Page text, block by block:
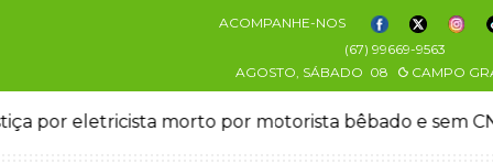
ACOMPANHE-NOS
(67) 99669-9563
AGOSTO, SÁBADO 08 CAMPO
por eletricista morto por motorista bêbado e sem